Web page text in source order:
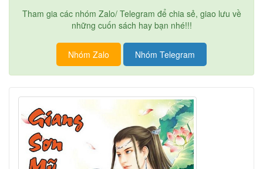
Tham gia các nhóm Zalo/ Telegram để chia sẻ, giao lưu về
những cuốn sách hay bạn nhé!!!
Nhóm Zalo Nhóm Telegram